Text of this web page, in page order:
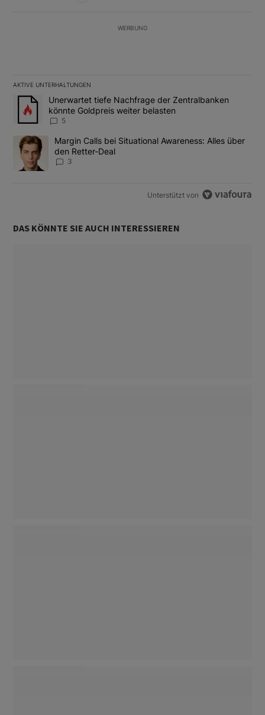
WERBUNG
AKTIVE UNTERHALTUNGEN
Das Folgende ist eine Liste der am meisten kommentierten
Ein Trendartikel mit dem Titel "Unerwartet tiefe Nachfrage der
Unerwartet tiefe Nachfrage der Zentralbanken
könnte Goldpreis weiter belasten
5
Ein Trendartikel mit dem Titel "Margin Calls bei Situational
Margin Calls bei Situational Awareness: Alles über
den Retter-Deal
3
Unterstützt von
DAS KÖNNTE SIE AUCH INTERESSIEREN